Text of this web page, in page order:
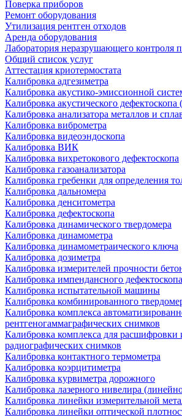
Поверка приборов
Ремонт оборудования
Утилизация рентген отходов
Аренда оборудования
Лаборатория неразрушающего контроля
Общий список услуг
Аттестация криотермостата
Калибровка адгезиметра
Калибровка акустико-эмиссионной
Калибровка акустического дефектоскопа
Калибровка анализатора металлов и
Калибровка виброметра
Калибровка видеоэндоскопа
Калибровка ВИК
Калибровка вихретокового дефектоскопа
Калибровка газоанализатора
Калибровка гребенки для определения
Калибровка дальномера
Калибровка денситометра
Калибровка дефектоскопа
Калибровка динамического твердомера
Калибровка динамометра
Калибровка динамометраического ключа
Калибровка дозиметра
Калибровка измерителей прочности
Калибровка импендансного дефектоскопа
Калибровка испытательной машины
Калибровка комбинированного
Калибровка комплекса
рентгеногаммаграфических снимков
Калибровка комплекса для расшифровки
радиографических снимков
Калибровка контактного термометра
Калибровка коэрцитиметра
Калибровка курвиметра дорожного
Калибровка лазерного нивелира
Калибровка линейки измерительной
Калибровка линейки оптической